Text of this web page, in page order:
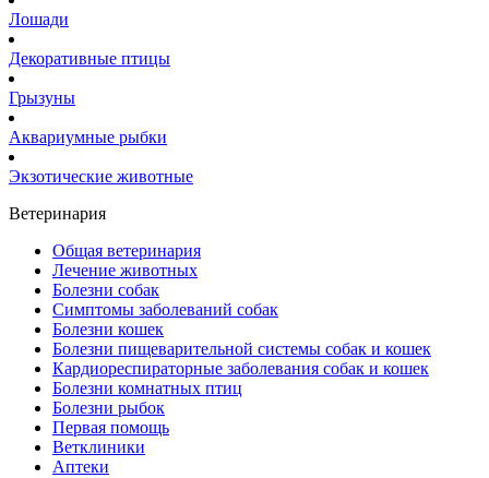
Лошади
Декоративные птицы
Грызуны
Аквариумные рыбки
Экзотические животные
Ветеринария
Общая ветеринария
Лечение животных
Болезни собак
Симптомы заболеваний собак
Болезни кошек
Болезни пищеварительной системы собак и кошек
Кардиореспираторные заболевания собак и кошек
Болезни комнатных птиц
Болезни рыбок
Первая помощь
Ветклиники
Аптеки